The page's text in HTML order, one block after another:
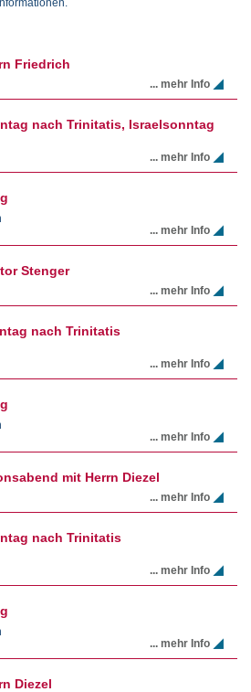
Friedrich
... mehr Info
nach Trinitatis, Israelsonntag
... mehr Info
... mehr Info
Stenger
... mehr Info
nach Trinitatis
... mehr Info
... mehr Info
mit Herrn Diezel
... mehr Info
nach Trinitatis
... mehr Info
... mehr Info
Diezel